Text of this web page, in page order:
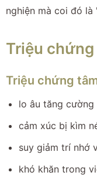
nghiện mà coi đó là
Triệu
Triệu chứng
lo âu tăng cường
cảm xúc bị kìm
suy giảm trí nhớ
khó khăn trong